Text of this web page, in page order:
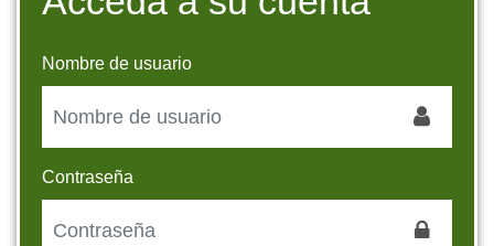
Nombre de usuario
Contraseña